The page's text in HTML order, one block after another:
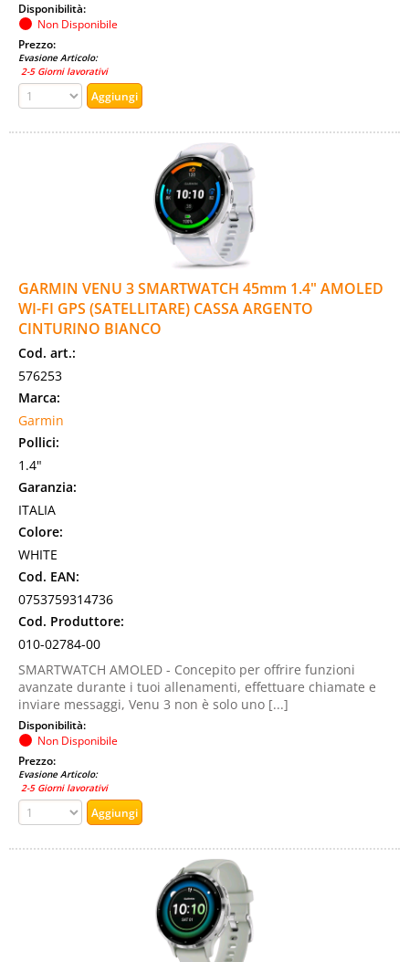
Disponibilità:
Non Disponibile
Prezzo:
Evasione Articolo:
2-5 Giorni lavorativi
GARMIN VENU 3 SMARTWATCH 45mm 1.4" AMOLED
WI-FI GPS (SATELLITARE) CASSA ARGENTO
CINTURINO BIANCO
Cod. art.:
576253
Marca:
Garmin
Pollici:
1.4"
Garanzia:
ITALIA
Colore:
WHITE
Cod. EAN:
0753759314736
Cod. Produttore:
010-02784-00
SMARTWATCH AMOLED - Concepito per offrire funzioni
avanzate durante i tuoi allenamenti, effettuare chiamate e
inviare messaggi, Venu 3 non è solo uno [...]
Disponibilità:
Non Disponibile
Prezzo:
Evasione Articolo:
2-5 Giorni lavorativi